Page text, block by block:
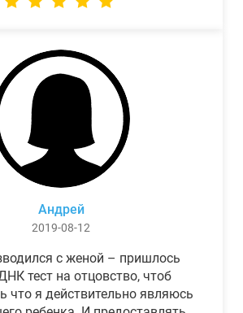
Андрей
2019-08-12
с женой – пришлось
тест на отцовство, чтоб
что я действительно являюсь